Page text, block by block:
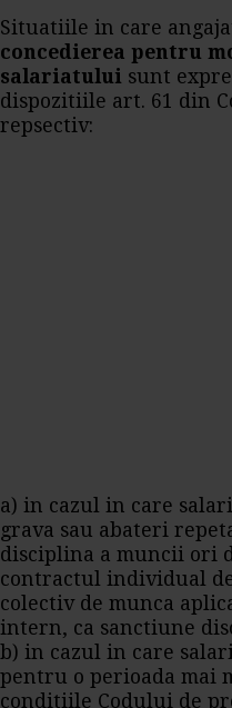
Situatiile in care
concedierea pentru
salariatului sunt
dispozitiile art. 61 din
repsectiv:
a) in cazul in care
grava sau abateri
disciplina a muncii ori
contractul individual
colectiv de munca
intern, ca sanctiune
b) in cazul in care
pentru o perioada mai
conditiile Codului de